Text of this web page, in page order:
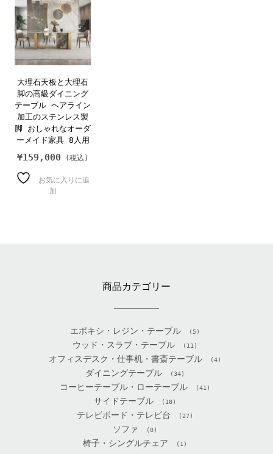
大理石天板と大理石
脚の高級ダイニング
テーブル ヘアライン
加工のステンレス製
脚 おしゃれなオーダ
ーメイド家具 8人用
¥159,000
お気に入りに追
加
商品カテゴリー
エポキシ・レジン・テーブル (5)
ウッド・スラブ・テーブル (11)
オフィスデスク・仕事机・書斎テーブル (4)
ダイニングテーブル (34)
コーヒーテーブル・ローテーブル (41)
サイドテーブル (18)
テレビボード・テレビ台 (27)
ソファ (0)
椅子・シングルチェア (1)